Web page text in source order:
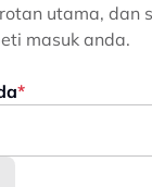
utama, dan
masuk anda.